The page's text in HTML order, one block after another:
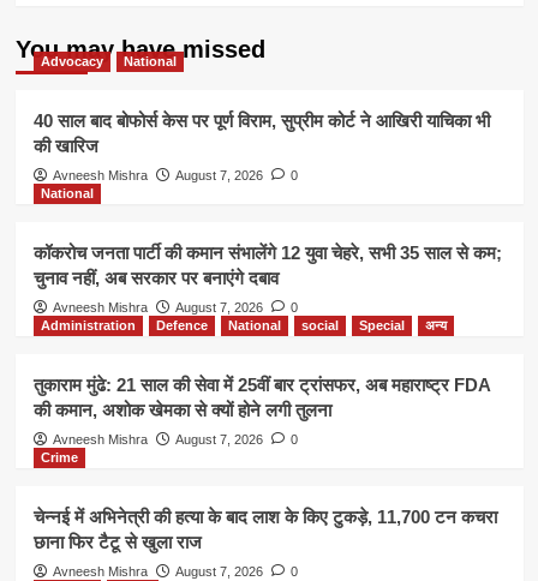
You may have missed
Advocacy National
40 साल बाद बोफोर्स केस पर पूर्ण विराम, सुप्रीम कोर्ट ने आखिरी याचिका भी
की खारिज
Avneesh Mishra August 7, 2026
0
National
कॉकरोच जनता पार्टी की कमान संभालेंगे 12 युवा चेहरे, सभी 35 साल से कम;
चुनाव नहीं, अब सरकार पर बनाएंगे दबाव
Avneesh Mishra August 7, 2026
0
Administration
Defence National social Special अन्य
तुकाराम मुंढे: 21 साल की सेवा में 25वीं बार ट्रांसफर, अब महाराष्ट्र FDA
की कमान, अशोक खेमका से क्यों होने लगी तुलना
Avneesh Mishra August 7, 2026
0
Crime
चेन्नई में अभिनेत्री की हत्या के बाद लाश के किए टुकड़े, 11,700 टन कचरा
छाना फिर टैटू से खुला राज
Avneesh Mishra August 7, 2026
0